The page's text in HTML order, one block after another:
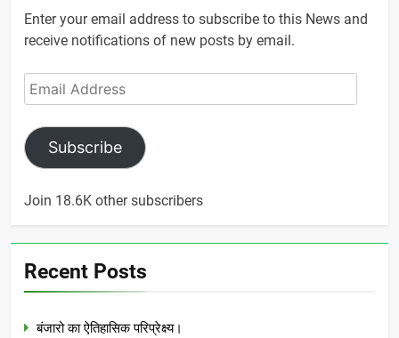
Enter your email address to subscribe to this News and
receive notifications of new posts by email.
Email
Address
Subscribe
Join 18.6K other subscribers
Recent Posts
बंजारो का ऐतिहासिक परिप्रेक्ष्य।